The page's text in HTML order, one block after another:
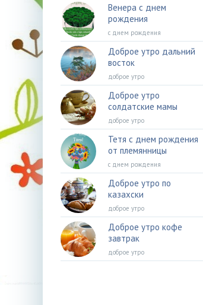
Венера с днем
рождения
с днем рождения
Доброе утро дальний
восток
доброе утро
Доброе утро
солдатские мамы
доброе утро
Тетя с днем рождения
от племянницы
с днем рождения
Доброе утро по
казахски
доброе утро
Доброе утро кофе
завтрак
доброе утро